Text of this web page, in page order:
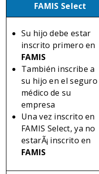
FAMIS Select
Su hijo debe estar
inscrito primero en
FAMIS
También inscribe a
su hijo en el seguro
médico de su
empresa
Una vez inscrito en
FAMIS Select, ya no
estarÃ¡ inscrito en
FAMIS